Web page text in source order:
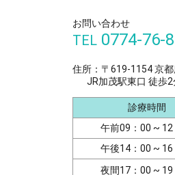
お問い合わせ
TEL0774-76-
住所：〒619-1154 京
JR加茂駅東口 徒歩2
診療時間
午前09：00 ~ 12
午後14：00 ~ 16
夜間17：00 ~ 19